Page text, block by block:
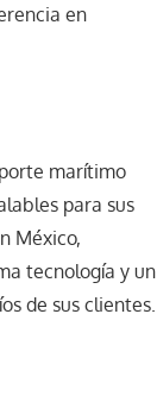
en
marítimo
para sus
México,
tecnología y un
de sus clientes.